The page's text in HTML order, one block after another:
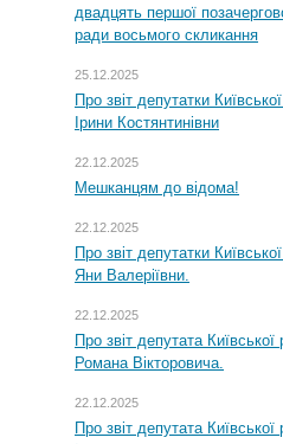
двадцять першої
ради восьмого скликання
25.12.2025
Про звіт депутатки
Ірини Костянтинівни
22.12.2025
Мешканцям до відома!
22.12.2025
Про звіт депутатки
Яни Валеріївни.
22.12.2025
Про звіт депутата
Романа Вікторовича.
22.12.2025
Про звіт депутата